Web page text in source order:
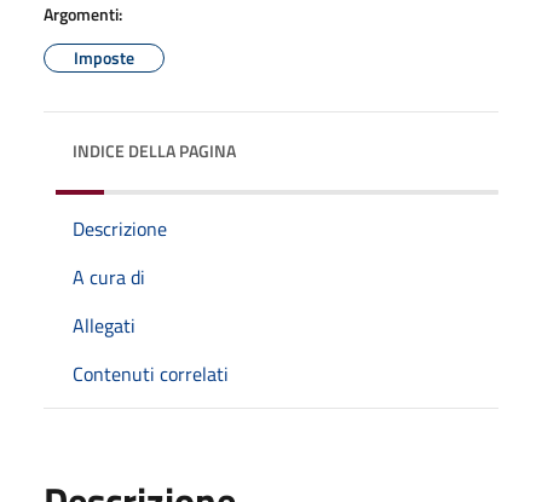
Argomenti:
Imposte
INDICE DELLA PAGINA
Descrizione
A cura di
Allegati
Contenuti correlati